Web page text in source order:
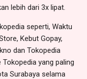
lebih dari 3x lipat.
seperti, Waktu
Kebut Gopay,
dan Tokopedia
yang paling
Surabaya selama